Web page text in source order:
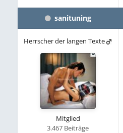
sanituning
Herrscher der langen Texte
Mitglied
3.467 Beiträge